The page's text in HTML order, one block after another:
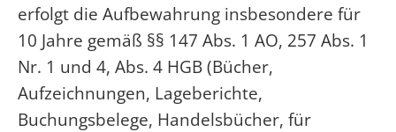
erfolgt die Aufbewahrung insbesondere für
10 Jahre gemäß §§ 147 Abs. 1 AO, 257 Abs. 1
Nr. 1 und 4, Abs. 4 HGB (Bücher,
Aufzeichnungen, Lageberichte,
Buchungsbelege, Handelsbücher, für